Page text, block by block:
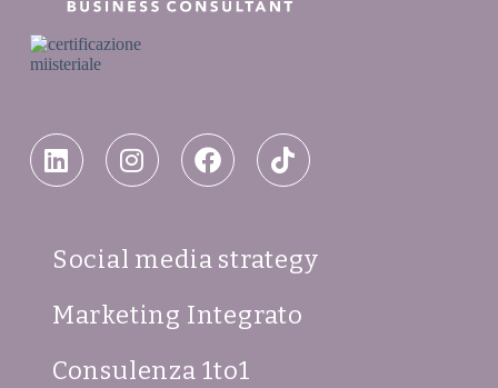
Social media strategy
Marketing Integrato
Consulenza 1to1